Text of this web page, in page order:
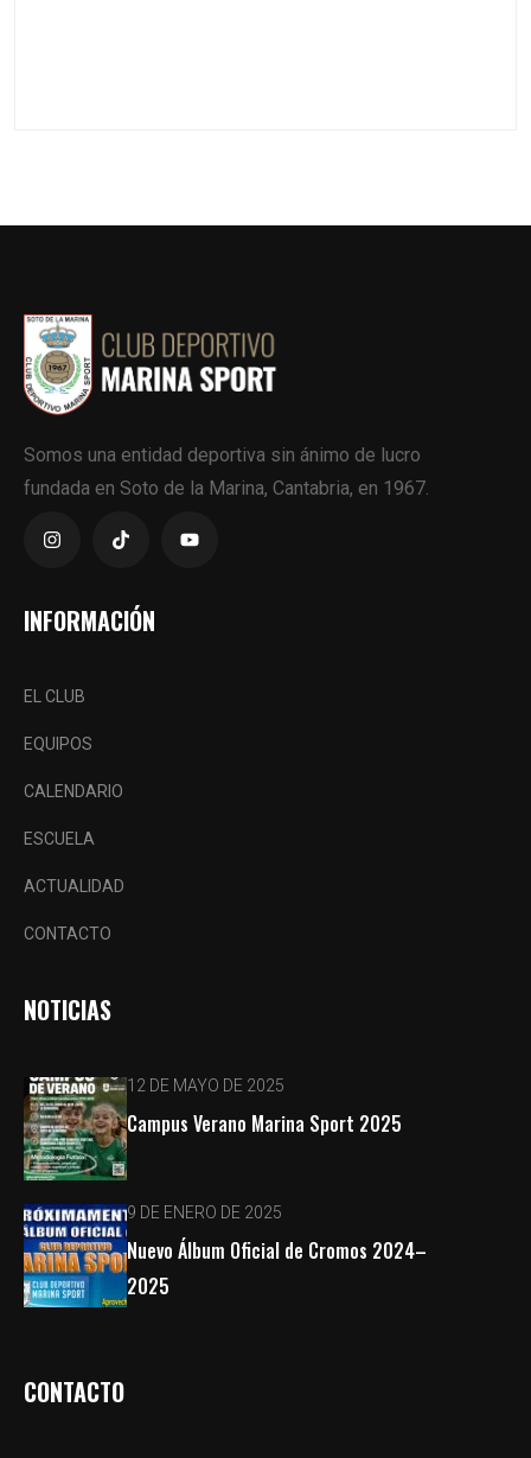
Somos una entidad deportiva sin ánimo de lucro
fundada en Soto de la Marina, Cantabria, en 1967.
INFORMACIÓN
EL CLUB
EQUIPOS
CALENDARIO
ESCUELA
ACTUALIDAD
CONTACTO
NOTICIAS
12 DE MAYO DE 2025
Campus Verano Marina Sport 2025
9 DE ENERO DE 2025
Nuevo Álbum Oficial de Cromos 2024–
2025
CONTACTO